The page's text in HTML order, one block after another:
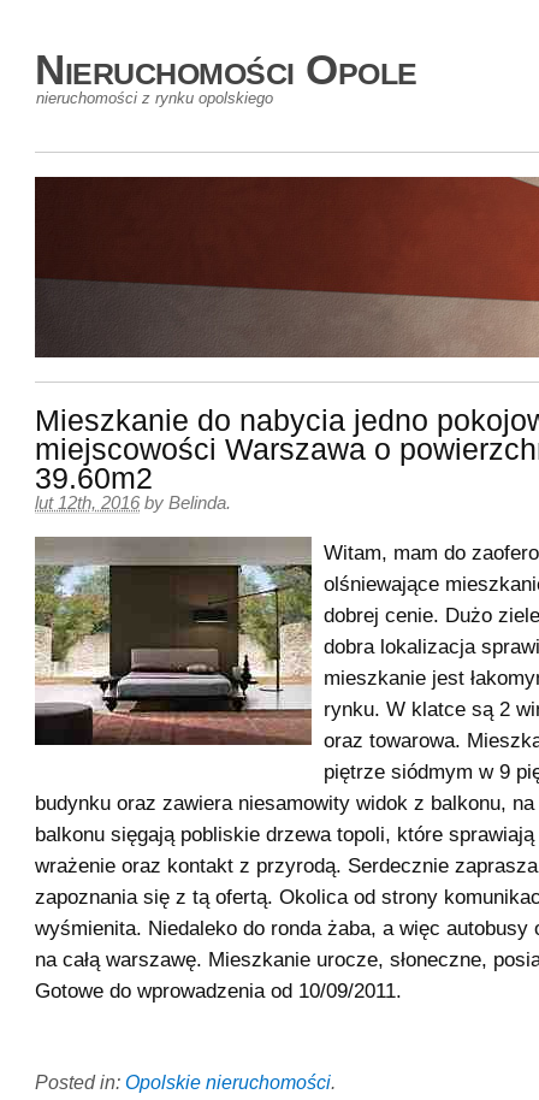
Nieruchomości Opole
nieruchomości z rynku opolskiego
Mieszkanie do nabycia jedno
miejscowości Warszawa o
39.60m2
lut 12th, 2016 by Belinda.
Witam, mam do
olśniewające
dobrej cenie. Dużo
dobra lokalizacja
mieszkanie jest
rynku. W klatce są 2
oraz towarowa.
piętrze siódmym w 9
budynku oraz zawiera niesamowity widok z balkonu,
balkonu sięgają pobliskie drzewa topoli, które
wrażenie oraz kontakt z przyrodą. Serdecznie
zapoznania się z tą ofertą. Okolica od strony
wyśmienita. Niedaleko do ronda żaba, a więc autobusy
na całą warszawę. Mieszkanie urocze, słoneczne,
Gotowe do wprowadzenia od 10/09/2011.
Posted in: Opolskie nieruchomości.